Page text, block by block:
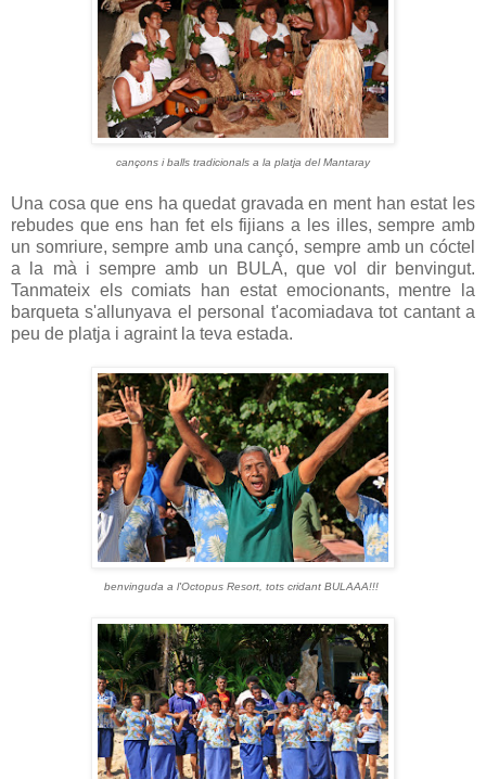
cançons i balls tradicionals a la platja del Mantaray
Una cosa que ens ha quedat gravada en ment han estat les
rebudes que ens han fet els fijians a les illes, sempre amb
un somriure, sempre amb una cançó, sempre amb un cóctel
a la mà i sempre amb un BULA, que vol dir benvingut.
Tanmateix els comiats han estat emocionants, mentre la
barqueta s'allunyava el personal t'acomiadava tot cantant a
peu de platja i agraint la teva estada.
benvinguda a l'Octopus Resort, tots cridant BULAAA!!!